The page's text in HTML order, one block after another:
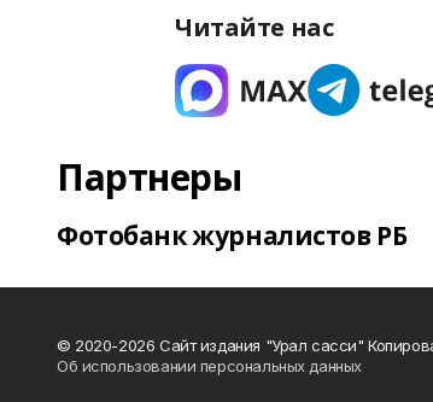
Читайте нас
Партнеры
Фотобанк журналистов РБ
© 2020-2026 Сайт издания "Урал сасси"
Об использовании персональных данных